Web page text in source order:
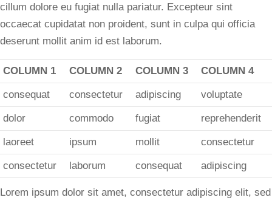
cillum dolore eu fugiat nulla pariatur. Excepteur sint
occaecat cupidatat non proident, sunt in culpa qui officia
deserunt mollit anim id est laborum.
COLUMN 1 COLUMN 2 COLUMN 3 COLUMN 4
consequat consectetur adipiscing voluptate
dolor commodo fugiat reprehenderit
laoreet ipsum mollit consectetur
consectetur laborum consequat adipiscing
Lorem ipsum dolor sit amet, consectetur adipiscing elit, sed